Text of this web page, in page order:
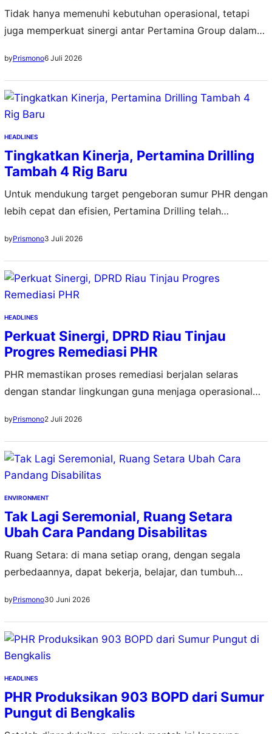
Tidak hanya memenuhi kebutuhan operasional, tetapi
juga memperkuat sinergi antar Pertamina Group dalam
byPrismono6 Juli 2026
HEADLINES
Tingkatkan Kinerja, Pertamina Drilling
Tambah 4 Rig Baru
Untuk mendukung target pengeboran sumur PHR dengan
lebih cepat dan efisien, Pertamina Drilling telah
byPrismono3 Juli 2026
HEADLINES
Perkuat Sinergi, DPRD Riau Tinjau
Progres Remediasi PHR
PHR memastikan proses remediasi berjalan selaras
dengan standar lingkungan guna menjaga operasional
byPrismono2 Juli 2026
ENVIRONMENT
Tak Lagi Seremonial, Ruang Setara
Ubah Cara Pandang Disabilitas
Ruang Setara: di mana setiap orang, dengan segala
perbedaannya, dapat bekerja, belajar, dan tumbuh
byPrismono30 Juni 2026
HEADLINES
PHR Produksikan 903 BOPD dari Sumur
Pungut di Bengkalis